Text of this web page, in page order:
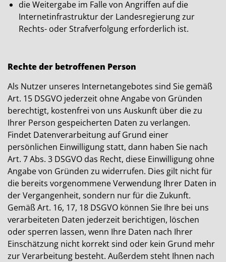
die Weitergabe im Falle von Angriffen auf die
Internetinfrastruktur der Landesregierung zur
Rechts- oder Strafverfolgung erforderlich ist.
Rechte der betroffenen Person
Als Nutzer unseres Internetangebotes sind Sie gemäß
Art. 15 DSGVO jederzeit ohne Angabe von Gründen
berechtigt, kostenfrei von uns Auskunft über die zu
Ihrer Person gespeicherten Daten zu verlangen.
Findet Datenverarbeitung auf Grund einer
persönlichen Einwilligung statt, dann haben Sie nach
Art. 7 Abs. 3 DSGVO das Recht, diese Einwilligung ohne
Angabe von Gründen zu widerrufen. Dies gilt nicht für
die bereits vorgenommene Verwendung Ihrer Daten in
der Vergangenheit, sondern nur für die Zukunft.
Gemäß Art. 16, 17, 18 DSGVO können Sie Ihre bei uns
verarbeiteten Daten jederzeit berichtigen, löschen
oder sperren lassen, wenn Ihre Daten nach Ihrer
Einschätzung nicht korrekt sind oder kein Grund mehr
zur Verarbeitung besteht. Außerdem steht Ihnen nach